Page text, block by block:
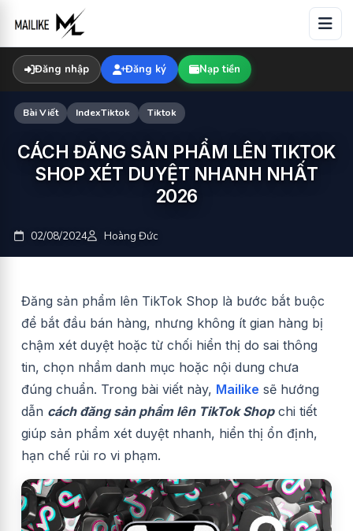
content
Đăng nhập Đăng ký Nạp tiền
Bài Viết IndexTiktok Tiktok
CÁCH ĐĂNG SẢN PHẨM LÊN TIKTOK
SHOP XÉT DUYỆT NHANH NHẤT
2026
02/08/2024 Hoàng Đức
Đăng sản phẩm lên TikTok Shop là bước bắt buộc
để bắt đầu bán hàng, nhưng không ít gian hàng bị
chậm xét duyệt hoặc từ chối hiển thị do sai thông
tin, chọn nhầm danh mục hoặc nội dung chưa
đúng chuẩn. Trong bài viết này, Mailike sẽ hướng
dẫn cách đăng sản phẩm lên TikTok Shopchi tiết
giúp sản phẩm xét duyệt nhanh, hiển thị ổn định,
hạn chế rủi ro vi phạm.